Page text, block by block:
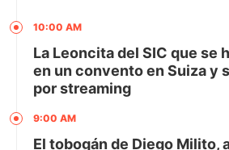
10:00 AM
La Leoncita del SIC que se
en un convento en Suiza y
por streaming
9:00 AM
El tobogán de Diego Milito,